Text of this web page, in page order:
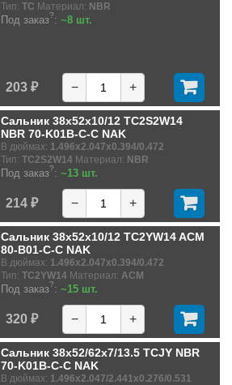
Тип: TC Материал: NBR
Под заказ?: ~8 шт.
203 ₽ − +
Сальник 38x52x10/12 TC2S2W14
NBR 70-K01B-C-C NAK
В дюймах: 1.496x2.047x0.394/0.472
Тип: TC2S2W14 Материал: NBR
Под заказ?: ~13 шт.
214 ₽ − +
Сальник 38x52x10/12 TC2YW14 ACM
80-B01-C-C NAK
В дюймах: 1.496x2.047x0.394/0.472
Тип: TC2YW14 Материал: ACM
Под заказ?: ~15 шт.
320 ₽ − +
Сальник 38x52/62x7/13.5 TCJY NBR
70-K01B-C-C NAK
В дюймах: 1.496x2.047/2.441x0.276/0.531